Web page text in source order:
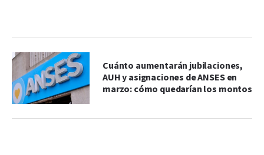
Cuánto aumentarán jubilaciones,
AUH y asignaciones de ANSES en
marzo: cómo quedarían los montos